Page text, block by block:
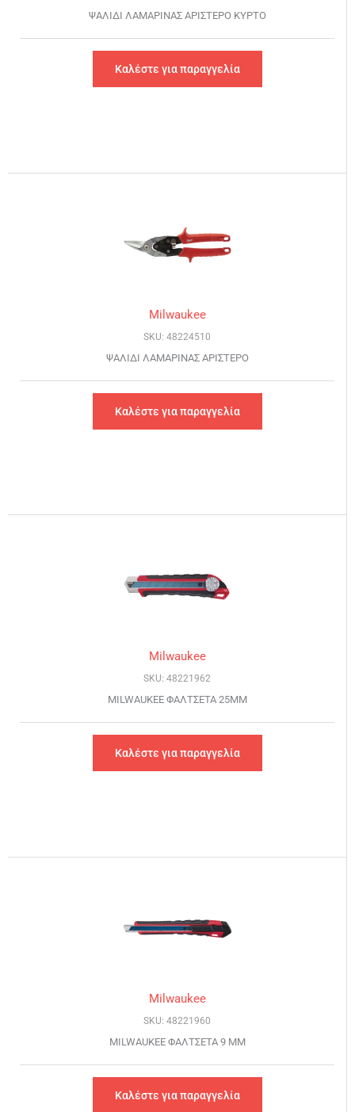
ΨΑΛΙΔΙ ΛΑΜΑΡΙΝΑΣ ΑΡΙΣΤΕΡΟ ΚΥΡΤΟ
Καλέστε για παραγγελία
Milwaukee
SKU: 48224510
ΨΑΛΙΔΙ ΛΑΜΑΡΙΝΑΣ ΑΡΙΣΤΕΡΟ
Καλέστε για παραγγελία
Milwaukee
SKU: 48221962
MILWAUKEE ΦΑΛΤΣΕΤΑ 25MM
Καλέστε για παραγγελία
Milwaukee
SKU: 48221960
MILWAUKEE ΦΑΛΤΣΕΤΑ 9 MM
Καλέστε για παραγγελία